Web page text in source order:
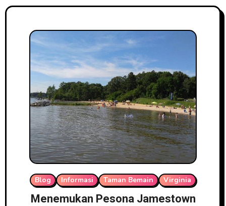
Blog Informasi Taman Bemain Virginia
Menemukan Pesona Jamestown